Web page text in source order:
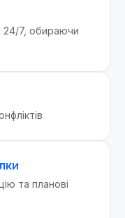
24/7, обираючи
та планові